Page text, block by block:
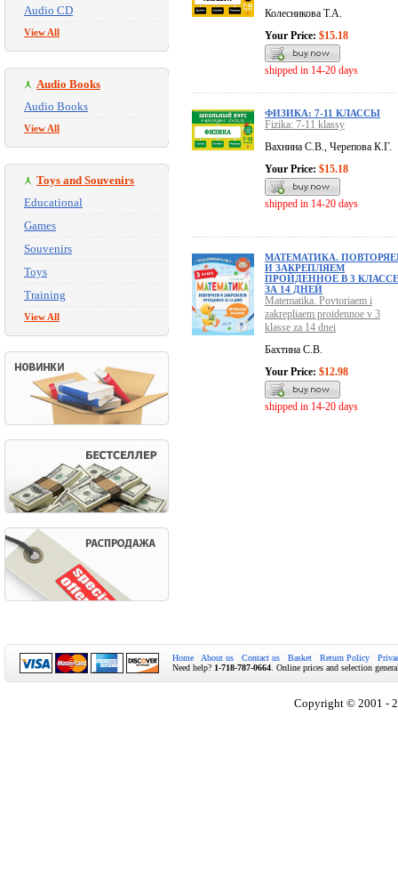
Audio CD
View All
Audio Books
Audio Books
View All
Toys and Souvenirs
Educational
Games
Souvenirs
Toys
Training
View All
Колесникова Т.А.
Your Price: $15.18
shipped in 14-20 days
ФИЗИКА: 7-11 КЛАССЫ
Fizika: 7-11 klassy
Вахнина С.В., Черепова К.Г.
Your Price: $15.18
shipped in 14-20 days
МАТЕМАТИКА.
И ЗАКРЕПЛЯЕМ
ПРОЙДЕННОЕ В 3 КЛАССЕ
ЗА 14 ДНЕЙ
Matematika. Povtoriaem i
zakrepliaem proidennoe v 3
klasse za 14 dnei
Бахтина С.В.
Your Price: $12.98
shipped in 14-20 days
Home About us Contact us Basket Return Policy
Need help? 1-718-787-0664 . Online prices and selection
Copyright © 2001 -